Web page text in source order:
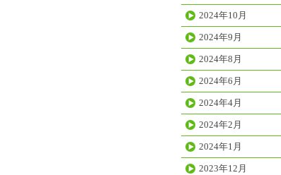
2024年10月
2024年9月
2024年8月
2024年6月
2024年4月
2024年2月
2024年1月
2023年12月